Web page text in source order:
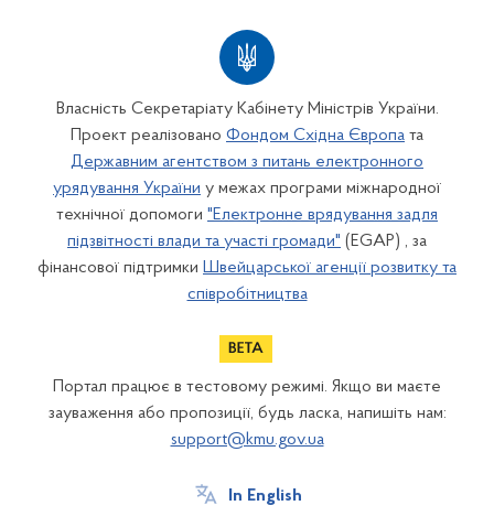
Власність Секретаріату Кабінету Міністрів України.
Проект реалізовано Фондом Східна Європа та
Державним агентством з питань електронного
урядування України у межах програми міжнародної
технічної допомоги "Електронне врядування задля
підзвітності влади та участі громади" (EGAP) , за
фінансової підтримки Швейцарської агенції розвитку та
співробітництва
Портал працює в тестовому режимі. Якщо ви маєте
зауваження або пропозиції, будь ласка, напишіть нам:
support@kmu.gov.ua
In English